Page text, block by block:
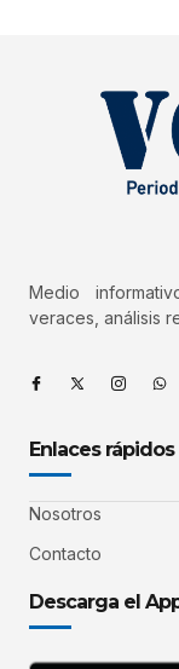
Medio
veraces, análisis
Enlaces rápidos
Nosotros
Contacto
Descarga el